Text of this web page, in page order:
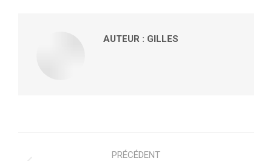
AUTEUR : GILLES
PRÉCÉDENT